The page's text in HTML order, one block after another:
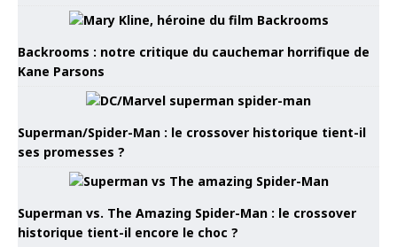
Backrooms : notre critique du cauchemar horrifique de
Kane Parsons
Superman/Spider-Man : le crossover historique tient-il
ses promesses ?
Superman vs. The Amazing Spider-Man : le crossover
historique tient-il encore le choc ?